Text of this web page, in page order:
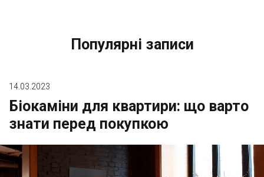
Популярні записи
14.03.2023
Біокаміни для квартири: що варто
знати перед покупкою